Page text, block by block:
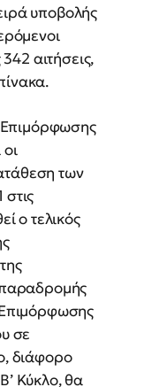
υποβολής
αιτήσεις,
Επιμόρφωσης
των
ο τελικός
σε
διάφορο
Κύκλο, θα